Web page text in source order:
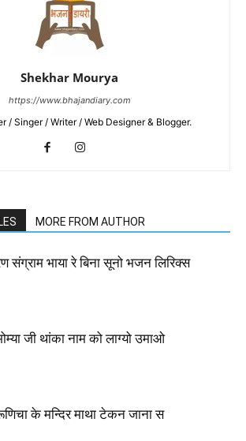
Shekhar Mourya
https://www.bhajandiary.com
/ Singer / Writer / Web Designer & Blogger.
MORE FROM AUTHOR
संग्राम भाया रे बिना सूनो भजन लिरिक्स
जी थांका नाम को लाग्यो उमाओ
के मन्दिर माथा टेकन जाना स